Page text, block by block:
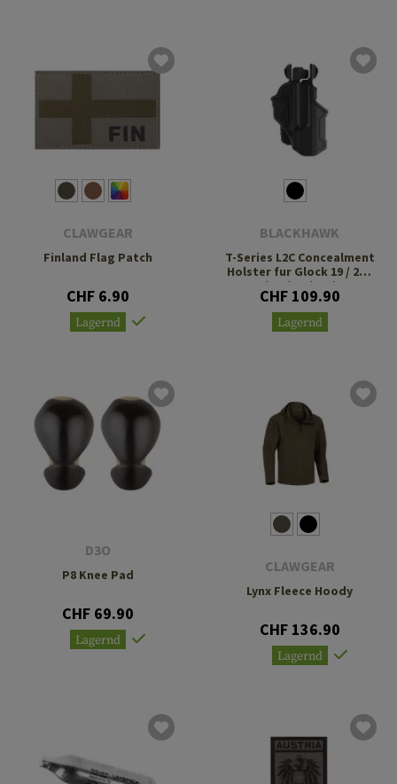
CLAWGEAR
Finland Flag Patch
CHF 6.90
Lagernd
BLACKHAWK
T-Series L2C Concealment
Holster fur Glock 19 / 23 /
26 / 27 / 32 / 33 / 45
CHF 109.90
Lagernd
D3O
P8 Knee Pad
CHF 69.90
Lagernd
CLAWGEAR
Lynx Fleece Hoody
CHF 136.90
Lagernd